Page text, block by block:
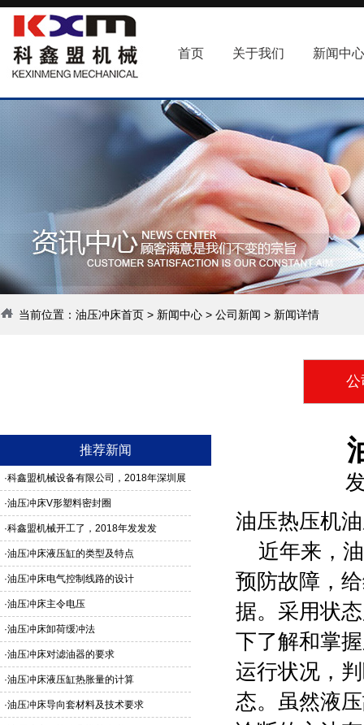
首页 关于我们 新闻中心
当前位置： 油压冲床首页 > 新闻中心 > 公司新闻 > 新闻详情
公
推荐新闻
·科鑫盟机械设备有限公司，2018年深圳展
馆3G24号，欢迎新老客户莅临参观
·油压冲床V形塑料密封圈
·科鑫盟机械开工了，2018年发发发
·油压冲床液压缸的类型及特点
·油压冲床电气控制线路的设计
·油压冲床主令电压
·油压冲床卸荷缓冲法
·油压冲床对滤油器的要求
·油压冲床液压缸热胀量的计算
·油压冲床导向套材料及技术要求
油压热压机
近年来，
预防故障，
据。采用状
下了解和掌
运行状况，
态。虽然液